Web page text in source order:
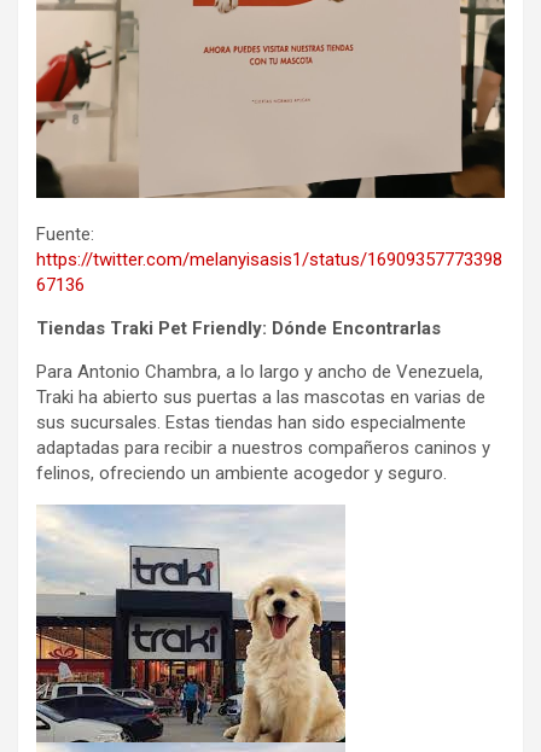
Fuente:
https://twitter.com/melanyisasis1/status/16909357773398
67136
Tiendas Traki Pet Friendly: Dónde Encontrarlas
Para Antonio Chambra, a lo largo y ancho de Venezuela,
Traki ha abierto sus puertas a las mascotas en varias de
sus sucursales. Estas tiendas han sido especialmente
adaptadas para recibir a nuestros compañeros caninos y
felinos, ofreciendo un ambiente acogedor y seguro.